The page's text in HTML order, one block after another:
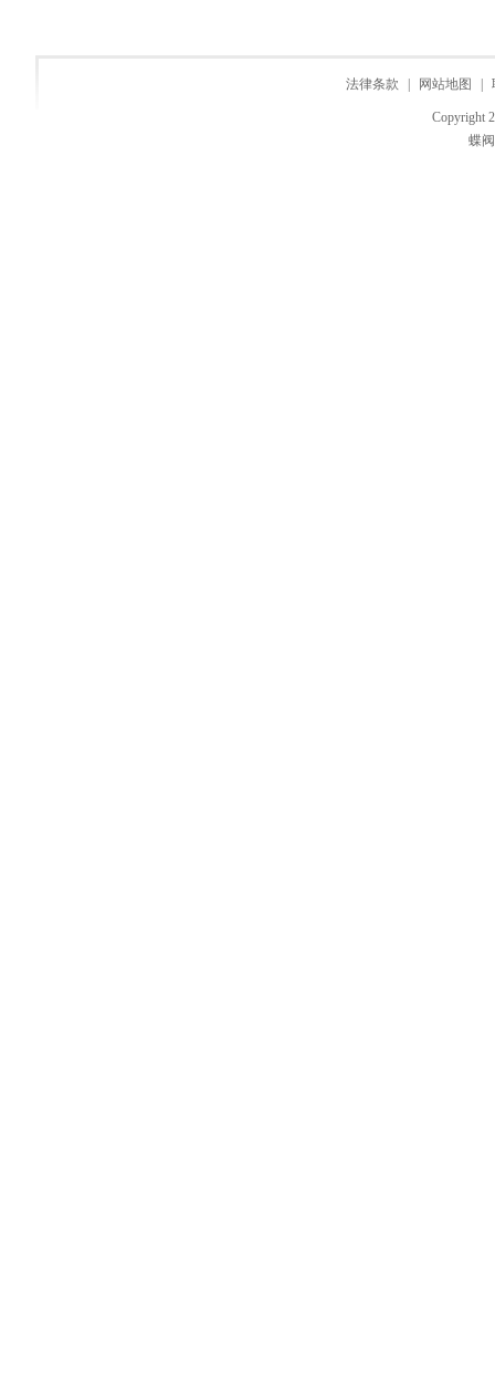
法律条款 网站地图
Copyright
蝶